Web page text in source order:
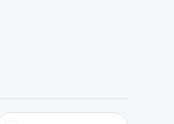
cestee.com